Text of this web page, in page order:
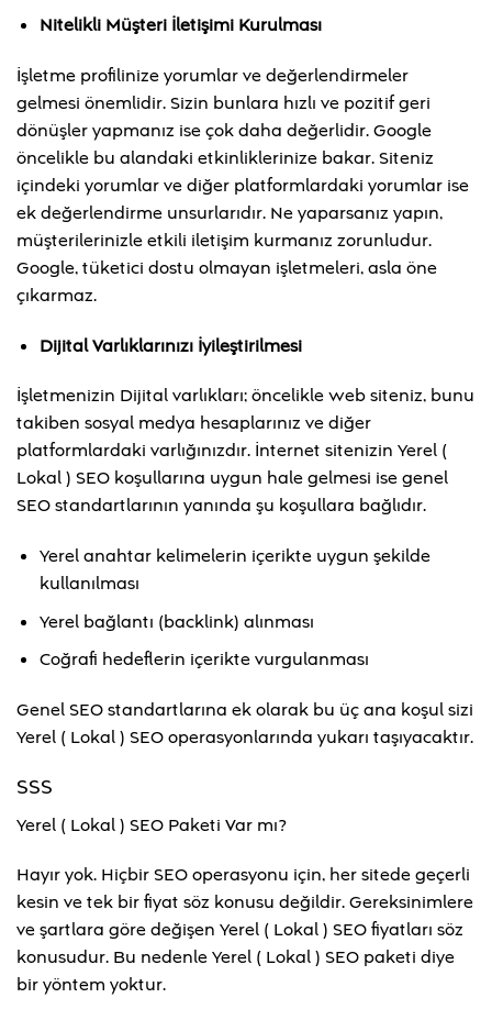
Nitelikli Müşteri İletişimi Kurulması
İşletme profilinize yorumlar ve değerlendirmeler
gelmesi önemlidir. Sizin bunlara hızlı ve pozitif geri
dönüşler yapmanız ise çok daha değerlidir. Google
öncelikle bu alandaki etkinliklerinize bakar. Siteniz
içindeki yorumlar ve diğer platformlardaki yorumlar ise
ek değerlendirme unsurlarıdır. Ne yaparsanız yapın,
müşterilerinizle etkili iletişim kurmanız zorunludur.
Google, tüketici dostu olmayan işletmeleri, asla öne
çıkarmaz.
Dijital Varlıklarınızı İyileştirilmesi
İşletmenizin Dijital varlıkları; öncelikle web siteniz, bunu
takiben sosyal medya hesaplarınız ve diğer
platformlardaki varlığınızdır. İnternet sitenizin Yerel (
Lokal ) SEO koşullarına uygun hale gelmesi ise genel
SEO standartlarının yanında şu koşullara bağlıdır.
Yerel anahtar kelimelerin içerikte uygun şekilde
kullanılması
Yerel bağlantı (backlink) alınması
Coğrafi hedeflerin içerikte vurgulanması
Genel SEO standartlarına ek olarak bu üç ana koşul sizi
Yerel ( Lokal ) SEO operasyonlarında yukarı taşıyacaktır.
SSS
Yerel ( Lokal ) SEO Paketi Var mı?
Hayır yok. Hiçbir SEO operasyonu için, her sitede geçerli
kesin ve tek bir fiyat söz konusu değildir. Gereksinimlere
ve şartlara göre değişen Yerel ( Lokal ) SEO fiyatları söz
konusudur. Bu nedenle Yerel ( Lokal ) SEO paketi diye
bir yöntem yoktur.